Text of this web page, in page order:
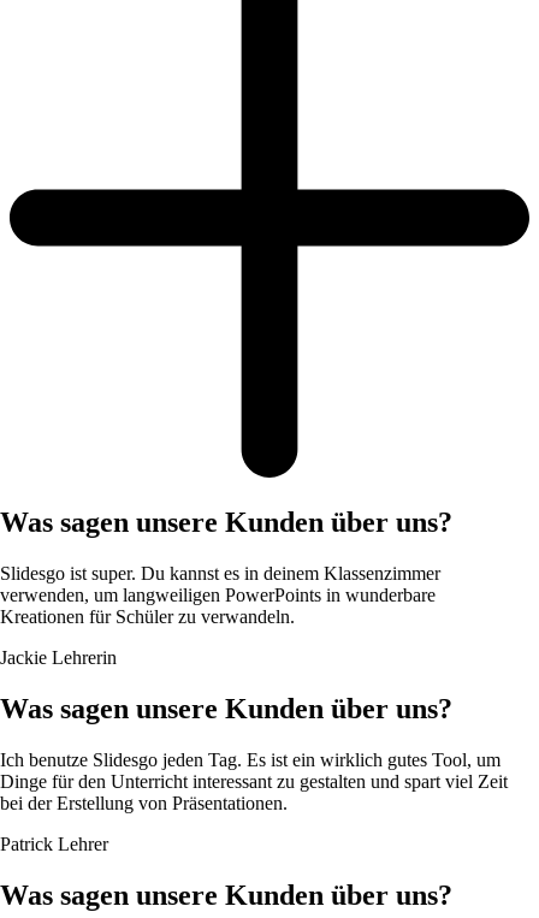
Was sagen unsere Kunden über uns?
Slidesgo ist super. Du kannst es in deinem Klassenzimmer
verwenden, um langweiligen PowerPoints in wunderbare
Kreationen für Schüler zu verwandeln.
Jackie Lehrerin
Was sagen unsere Kunden über uns?
Ich benutze Slidesgo jeden Tag. Es ist ein wirklich gutes Tool, um
Dinge für den Unterricht interessant zu gestalten und spart viel Zeit
bei der Erstellung von Präsentationen.
Patrick Lehrer
Was sagen unsere Kunden über uns?